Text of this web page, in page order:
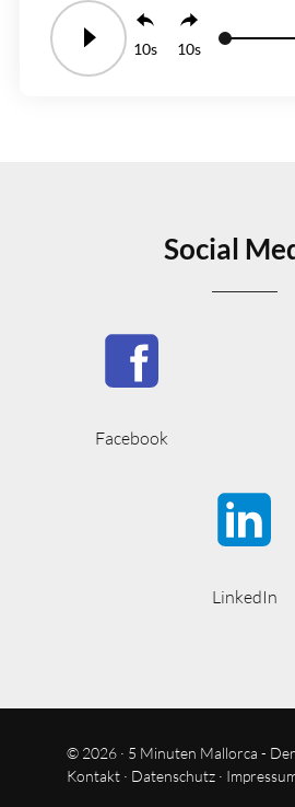
10 10
Social
Facebook
LinkedIn
© 2026 · 5 Minuten Mallorca -
Kontakt· Datenschutz·